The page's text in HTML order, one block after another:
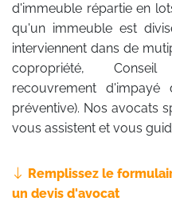
d'immeuble répartie en
qu'un immeuble est
interviennent dans de
copropriété,
recouvrement d'impayé
préventive). Nos avocats
vous assistent et vous
Remplissez le
un devis d'avocat